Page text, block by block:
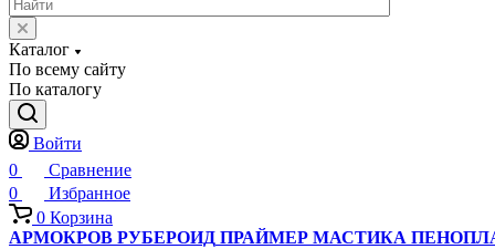
Каталог
По всему сайту
По каталогу
Войти
0
Сравнение
0
Избранное
0 Корзина
АРМОКРОВ РУБЕРОИД ПРАЙМЕР МАСТИКА